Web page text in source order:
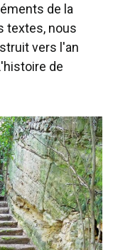
de la
textes, nous
vers l'an
de